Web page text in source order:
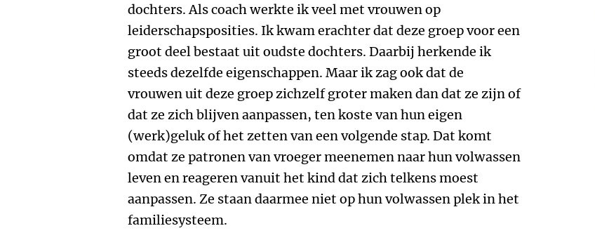
dochters. Als coach werkte ik veel met vrouwen op
leiderschapsposities. Ik kwam erachter dat deze groep voor een
groot deel bestaat uit oudste dochters. Daarbij herkende ik
steeds dezelfde eigenschappen. Maar ik zag ook dat de
vrouwen uit deze groep zichzelf groter maken dan dat ze zijn of
dat ze zich blijven aanpassen, ten koste van hun eigen
(werk)geluk of het zetten van een volgende stap. Dat komt
omdat ze patronen van vroeger meenemen naar hun volwassen
leven en reageren vanuit het kind dat zich telkens moest
aanpassen. Ze staan daarmee niet op hun volwassen plek in het
familiesysteem.